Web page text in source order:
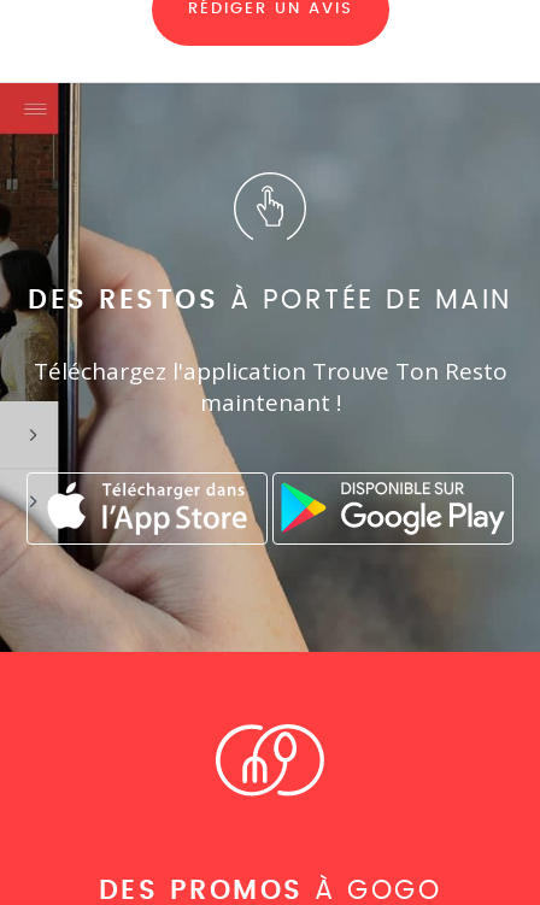
RÉDIGER UN AVIS
DES RESTOS À PORTÉE DE MAIN
Téléchargez l'application Trouve Ton Resto
maintenant !
DES PROMOS À GOGO